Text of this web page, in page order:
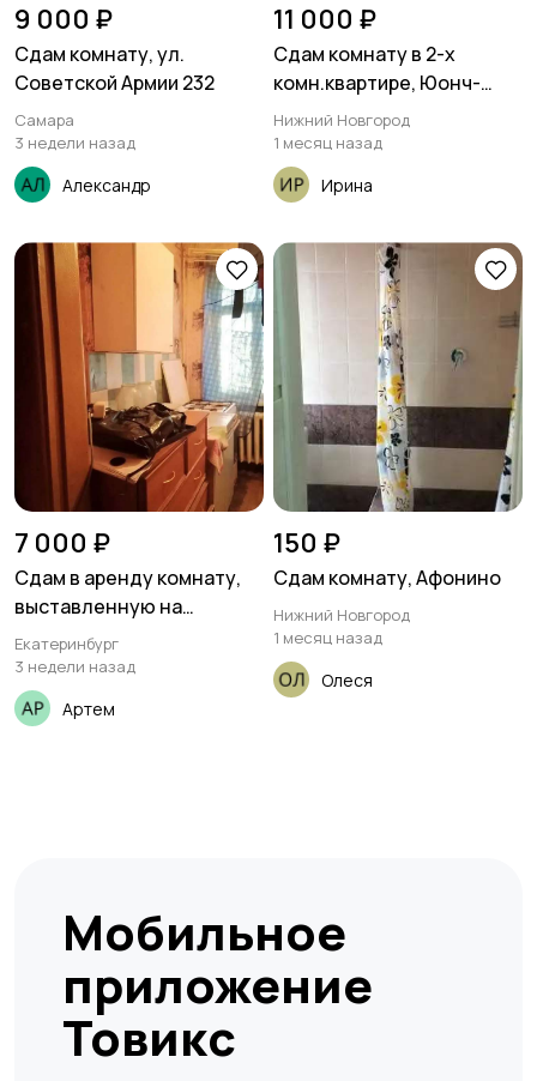
9 000 ₽
Сдам комнату, ул.
Советской Армии 232
Самара
3 недели назад
Александр
11 000 ₽
Сдам комнату в 2-х
комн.квартире, Юонч-
Бруевича , 3
Нижний Новгород
1 месяц назад
Ирина
7 000 ₽
Сдам в аренду комнату,
выставленную на
продажу
Екатеринбург
3 недели назад
Артем
150 ₽
Сдам комнату, Афонино
Нижний Новгород
1 месяц назад
Олеся
Мобильное
приложение
Товикс